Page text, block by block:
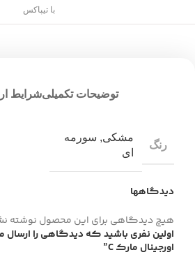
با تیپاکس
توضیحات تکمیلیشرایط
رنگ
مشکی, سورمه
ای
دیدگاهها
هیچ دیدگاهی برای این محصول نوشته
اولین نفری باشید که دیدگاهی را ارسال
اورجینال مارک C”